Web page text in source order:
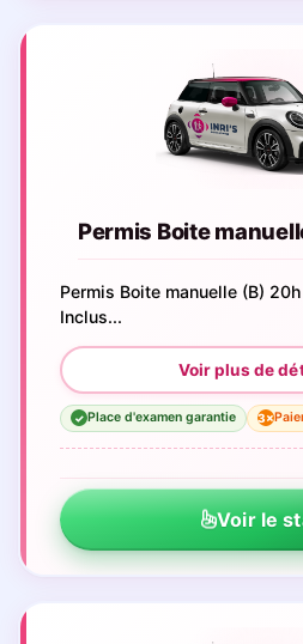
Permis Boite
Permis Boite manuelle (B)
Inclus...
✓ Place d'examen garantie 3×
Voir le